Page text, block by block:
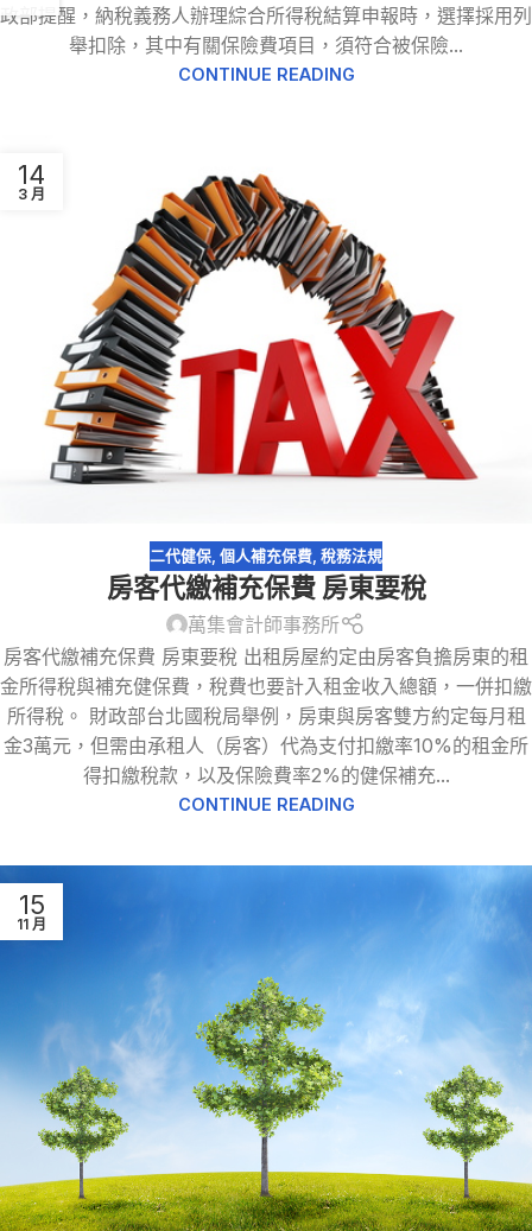
政部提醒，納稅義務人辦理綜合所得稅結算申報時，選擇採用列
舉扣除，其中有關保險費項目，須符合被保險...
CONTINUE READING
14
3 月
二代健保 個人補充保費 稅務法規
房客代繳補充保費 房東要稅
萬集會計師事務所
房客代繳補充保費 房東要稅 出租房屋約定由房客負擔房東的租
金所得稅與補充健保費，稅費也要計入租金收入總額，一併扣繳
所得稅。 財政部台北國稅局舉例，房東與房客雙方約定每月租
金3萬元，但需由承租人（房客）代為支付扣繳率10%的租金所
得扣繳稅款，以及保險費率2%的健保補充...
CONTINUE READING
15
11 月